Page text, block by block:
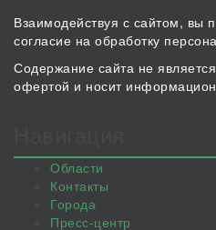
Взаимодействуя с сайтом, вы
согласие на обработку
Содержание сайта не
офертой и носит
Области
Контакты
Города
Пресс-центр